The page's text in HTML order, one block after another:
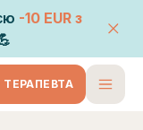
-10 EURз